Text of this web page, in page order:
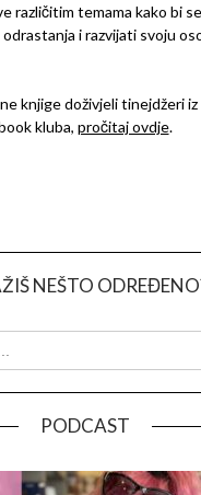
različitim temama kako bi
odrastanja i razvijati svoju
knjige doživjeli tinejdžeri iz
kluba, pročitaj ovdje.
NEŠTO
PODCAST